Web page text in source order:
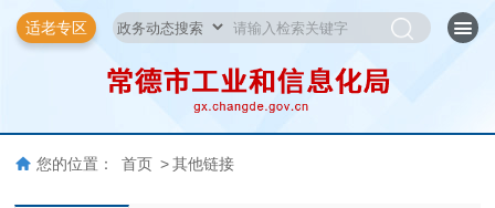
适老专区
您的位置： 首页 > 其他链接